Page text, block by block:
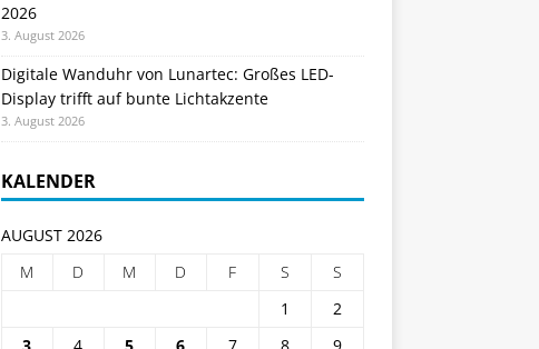
2026
3. August 2026
Digitale Wanduhr von Lunartec: Großes LED-
Display trifft auf bunte Lichtakzente
3. August 2026
KALENDER
AUGUST 2026
M
D M D F S
S
1
2